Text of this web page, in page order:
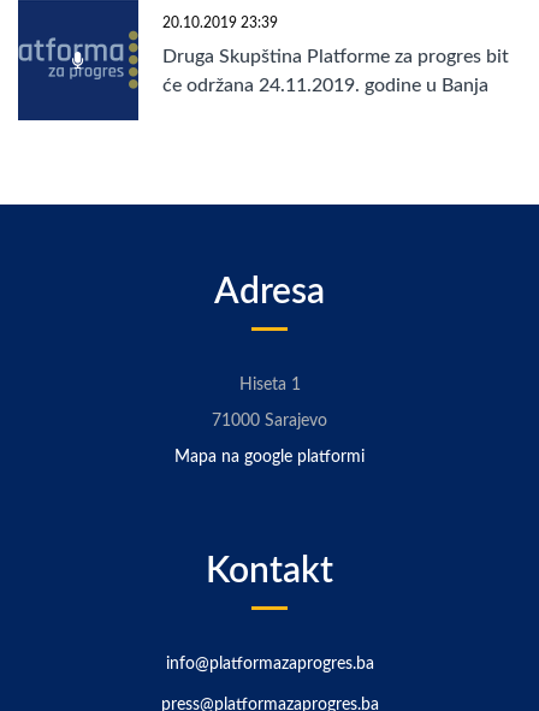
20.10.2019 23:39
Druga Skupština Platforme za progres bit
će održana 24.11.2019. godine u Banja
Adresa
Hiseta 1
71000 Sarajevo
Mapa na google platformi
Kontakt
info@platformazaprogres.ba
press@platformazaprogres.ba